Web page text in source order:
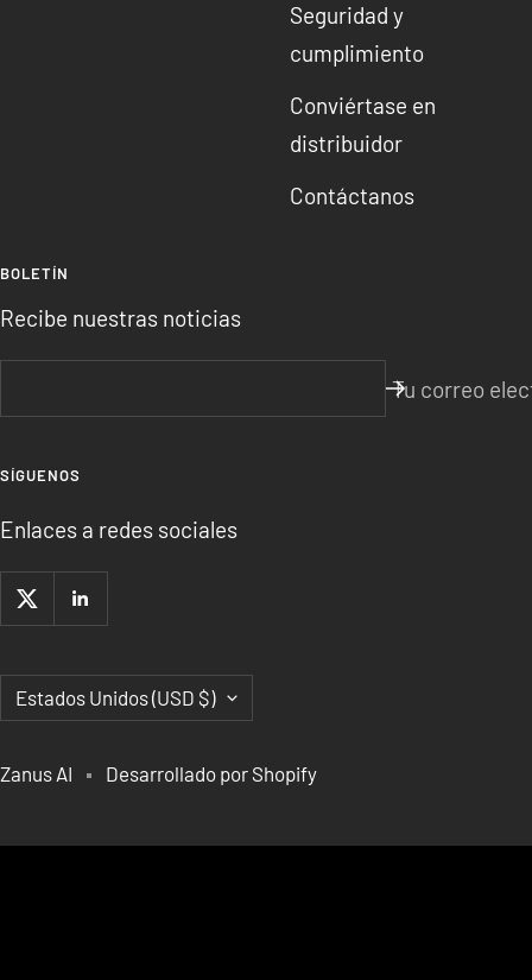
Seguridad y
cumplimiento
Conviértase en
distribuidor
Contáctanos
BOLETÍN
Recibe nuestras noticias
Tu correo
SÍGUENOS
Enlaces a redes sociales
País/región
Estados Unidos (USD $)
Zanus AI Desarrollado por Shopify